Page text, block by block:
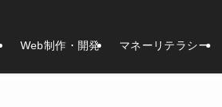
Web制作・開発 マネーリテラシー